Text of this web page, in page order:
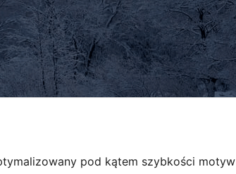
pod kątem szybkości motyw